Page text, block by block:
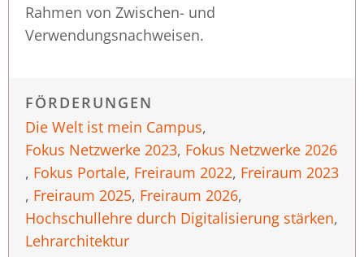
Rahmen von Zwischen- und
Verwendungsnachweisen.
FÖRDERUNGEN
Die Welt ist mein Campus,
Fokus Netzwerke 2023, Fokus Netzwerke 2026
, Fokus Portale, Freiraum 2022, Freiraum 2023
, Freiraum 2025, Freiraum 2026,
Hochschullehre durch Digitalisierung stärken,
Lehrarchitektur